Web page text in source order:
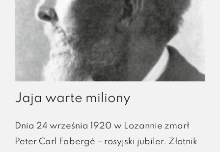
Jaja warte miliony
Dnia 24 września 1920 w Lozannie zmarł
Peter Carl Fabergé – rosyjski jubiler. Złotnik